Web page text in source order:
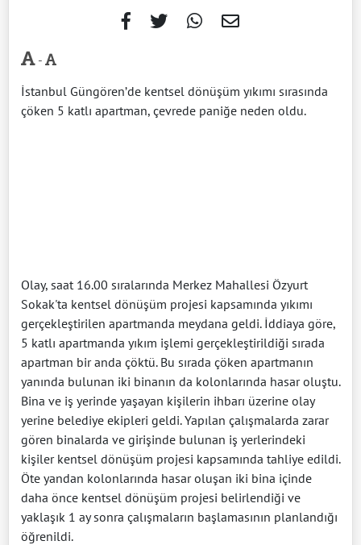
-
İstanbul Güngören’de kentsel dönüşüm yıkımı sırasında
çöken 5 katlı apartman, çevrede paniğe neden oldu.
Olay, saat 16.00 sıralarında Merkez Mahallesi Özyurt
Sokak'ta kentsel dönüşüm projesi kapsamında yıkımı
gerçekleştirilen apartmanda meydana geldi. İddiaya göre,
5 katlı apartmanda yıkım işlemi gerçekleştirildiği sırada
apartman bir anda çöktü. Bu sırada çöken apartmanın
yanında bulunan iki binanın da kolonlarında hasar oluştu.
Bina ve iş yerinde yaşayan kişilerin ihbarı üzerine olay
yerine belediye ekipleri geldi. Yapılan çalışmalarda zarar
gören binalarda ve girişinde bulunan iş yerlerindeki
kişiler kentsel dönüşüm projesi kapsamında tahliye edildi.
Öte yandan kolonlarında hasar oluşan iki bina içinde
daha önce kentsel dönüşüm projesi belirlendiği ve
yaklaşık 1 ay sonra çalışmaların başlamasının planlandığı
öğrenildi.